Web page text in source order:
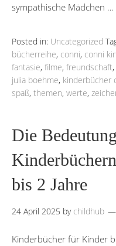
sympathische Mädchen …
Posted in: Uncategorized
bücherreihe, conni, conni
fantasie, filme, freundschaft,
julia boehme, kinderbücher
spaß, themen, werte,
Die
bis 2 Jahre
24 April 2025 by childhub
Kinderbücher für Kinder